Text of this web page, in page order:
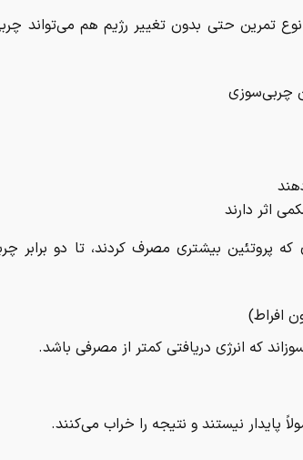
تمرین حتی بدون تغییر رژیم هم می‌تواند
اثر دارند
که پروتئین بیشتری مصرف کردند، تا دو برابر
که انرژی دریافتی کمتر از مصرفی باشد.
پایدار نیستند و نتیجه را خراب می‌کنند.